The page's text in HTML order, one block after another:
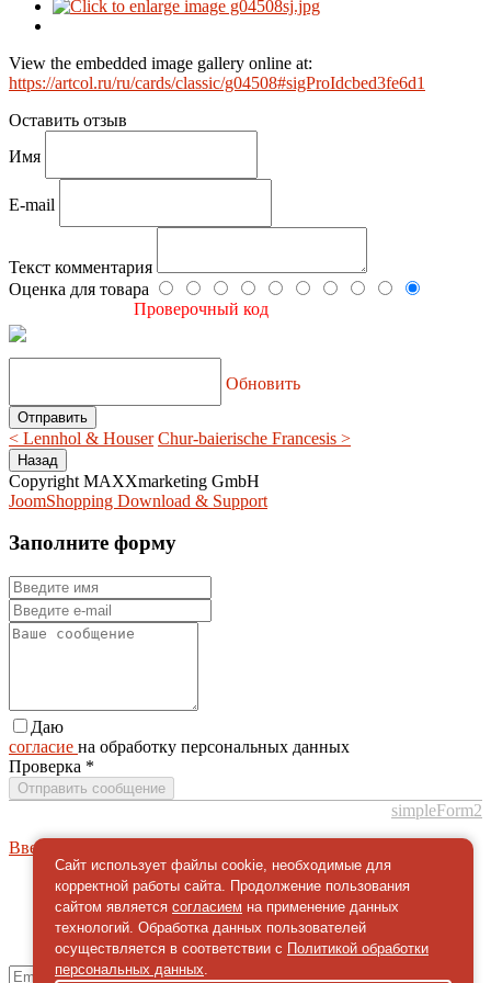
View the embedded image gallery online at:
https://artcol.ru/ru/cards/classic/g04508#sigProIdcbed3fe6d1
Оставить отзыв
Имя
E-mail
Текст комментария
Оценка для товара
Проверочный код
Обновить
< Lennhol & Houser Chur-baierische Francesis >
Copyright MAXXmarketing GmbH
JoomShopping Download & Support
Заполните форму
Даю
согласие на обработку персональных данных
Проверка *
Отправить сообщение
simpleForm2
Вверх
О сайте Политика конфиденциальности
Карта сайта© 2026 Магазин искусство мира
Сайт использует файлы cookie, необходимые для
корректной работы сайта. Продолжение пользования
сайтом является согласием на применение данных
технологий. Обработка данных пользователей
осуществляется в соответствии с Политикой обработки
персональных данных.